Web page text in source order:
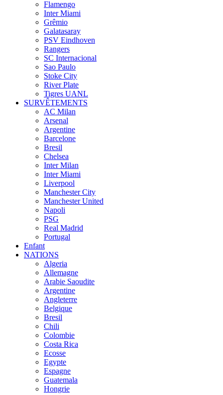
Flamengo
Inter Miami
Grêmio
Galatasaray
PSV Eindhoven
Rangers
SC Internacional
Sao Paulo
Stoke City
River Plate
Tigres UANL
SURVÊTEMENTS
AC Milan
Arsenal
Argentine
Barcelone
Bresil
Chelsea
Inter Milan
Inter Miami
Liverpool
Manchester City
Manchester United
Napoli
PSG
Real Madrid
Portugal
Enfant
NATIONS
Algeria
Allemagne
Arabie Saoudite
Argentine
Angleterre
Belgique
Bresil
Chili
Colombie
Costa Rica
Ecosse
Egypte
Espagne
Guatemala
Hongrie